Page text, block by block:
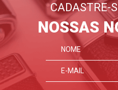
CADASTRE-
NOSSAS